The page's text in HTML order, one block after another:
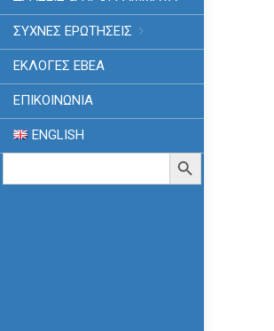
ΣΥΧΝΕΣ ΕΡΩΤΗΣΕΙΣ
ΕΚΛΟΓΈΣ ΕΒΕΑ
ΕΠΙΚΟΙΝΩΝΙΑ
ENGLISH
Search
Search Button